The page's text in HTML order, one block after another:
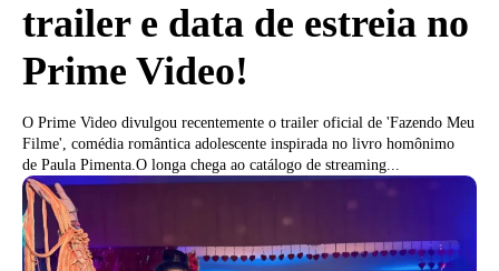
trailer e data de estreia no
Prime Video!
O Prime Video divulgou recentemente o trailer oficial de 'Fazendo Meu
Filme', comédia romântica adolescente inspirada no livro homônimo
de Paula Pimenta.O longa chega ao catálogo de streaming...